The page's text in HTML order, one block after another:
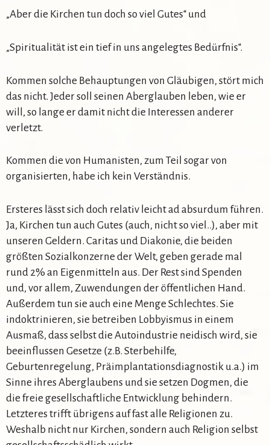
„Aber die Kirchen tun doch so viel Gutes“ und
„Spiritualität ist ein tief in uns angelegtes Bedürfnis“.
Kommen solche Behauptungen von Gläubigen, stört mich
das nicht. Jeder soll seinen Aberglauben leben, wie er
will, so lange er damit nicht die Interessen anderer
verletzt.
Kommen die von Humanisten, zum Teil sogar von
organisierten, habe ich kein Verständnis.
Ersteres lässt sich doch relativ leicht ad absurdum führen.
Ja, Kirchen tun auch Gutes (auch, nicht so viel..), aber mit
unseren Geldern. Caritas und Diakonie, die beiden
größten Sozialkonzerne der Welt, geben gerade mal
rund 2% an Eigenmitteln aus. Der Rest sind Spenden
und, vor allem, Zuwendungen der öffentlichen Hand.
Außerdem tun sie auch eine Menge Schlechtes. Sie
indoktrinieren, sie betreiben Lobbyismus in einem
Ausmaß, dass selbst die Autoindustrie neidisch wird, sie
beeinflussen Gesetze (z.B. Sterbehilfe,
Geburtenregelung, Präimplantationsdiagnostik u.a.) im
Sinne ihres Aberglaubens und sie setzen Dogmen, die
die freie gesellschaftliche Entwicklung behindern.
Letzteres trifft übrigens auf fast alle Religionen zu.
Weshalb nicht nur Kirchen, sondern auch Religion selbst